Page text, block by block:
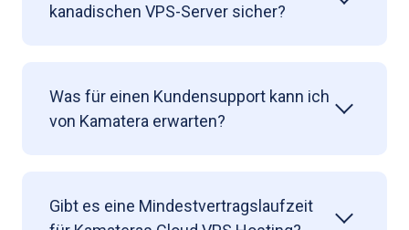
kanadischen VPS-Server sicher?
Was für einen Kundensupport kann ich
von Kamatera erwarten?
Gibt es eine Mindestvertragslaufzeit